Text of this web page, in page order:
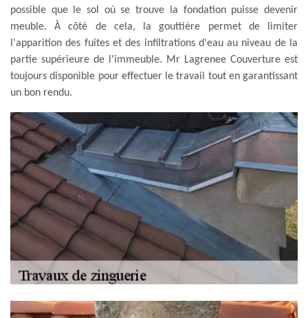
possible que le sol où se trouve la fondation puisse devenir
meuble. À côté de cela, la gouttière permet de limiter
l'apparition des fuites et des infiltrations d'eau au niveau de la
partie supérieure de l'immeuble. Mr Lagrenee Couverture est
toujours disponible pour effectuer le travail tout en garantissant
un bon rendu.